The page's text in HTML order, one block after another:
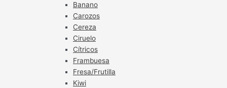
Banano
Carozos
Cereza
Ciruelo
Cítricos
Frambuesa
Fresa/Frutilla
Kiwi